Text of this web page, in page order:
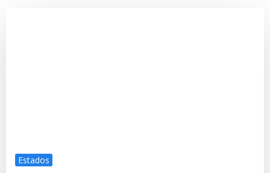
Estados